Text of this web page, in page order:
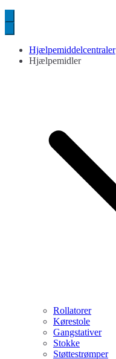
Hjælpemiddelcentraler
Hjælpemidler
Rollatorer
Kørestole
Gangstativer
Stokke
Støttestrømper